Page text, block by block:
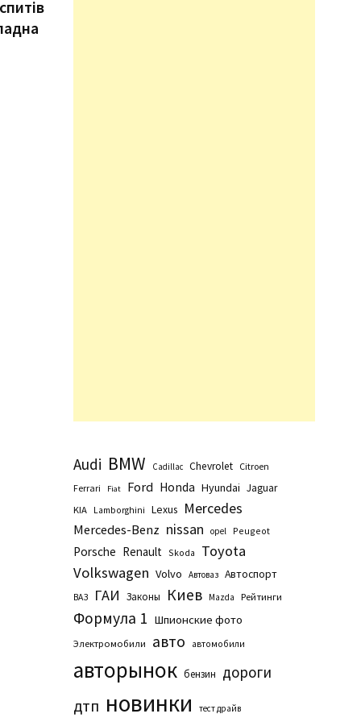
Audi BMW Cadillac Chevrolet Citroen
Ferrari
Fiat Ford Honda Hyundai Jaguar
KIA Lamborghini Lexus Mercedes
Mercedes-Benz nissan opel Peugeot
Porsche Renault Skoda
Toyota
Volkswagen Volvo Автоваз Автоспорт
ВАЗ ГАИ Законы Киев Маzda Рейтинги
Формула 1 Шпионские фото
Электромобили авто автомобили
авторынок бензин дороги
дтп новинки тест драйв